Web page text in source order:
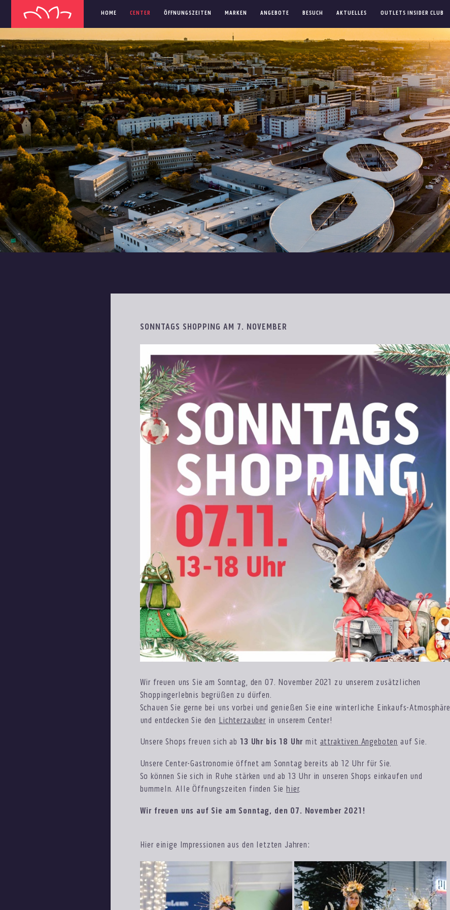
HOME CENTER ÖFFNUNGSZEITEN MARKEN ANGEBOTE BESUCH AKTUELLES OUTLETS INSIDER CLUB
SONNTAGS SHOPPING AM 7. NOVEMBER
Wir freuen uns Sie am Sonntag, den 07. November 2021 zu unserem zusätzlichen
Shoppingerlebnis begrüßen zu dürfen.
Schauen Sie gerne bei uns vorbei und genießen Sie eine winterliche Einkaufs-Atmosphäre
und entdecken Sie den
Lichterzauber in unserem Center!
Unsere Shops freuen sich ab 13 Uhr bis 18 Uhr mit attraktiven Angeboten auf Sie.
Unsere Center-Gastronomie öffnet am Sonntag bereits ab 12 Uhr für Sie.
So können Sie sich in Ruhe stärken und ab 13 Uhr in unseren Shops einkaufen und
bummeln. Alle Öffnungszeiten finden Sie hier.
Wir freuen uns auf Sie am Sonntag, den 07. November 2021!
Hier einige Impressionen aus den letzten Jahren: